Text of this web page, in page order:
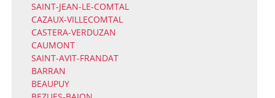
SAINT-JEAN-LE-COMTAL
CAZAUX-VILLECOMTAL
CASTERA-VERDUZAN
CAUMONT
SAINT-AVIT-FRANDAT
BARRAN
BEAUPUY